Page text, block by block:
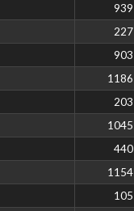
939
227
903
1186
203
1045
440
1154
105